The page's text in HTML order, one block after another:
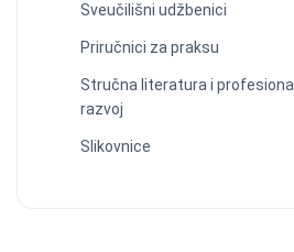
Sveučilišni udžbenici
Priručnici za praksu
Stručna literatura i
razvoj
Slikovnice